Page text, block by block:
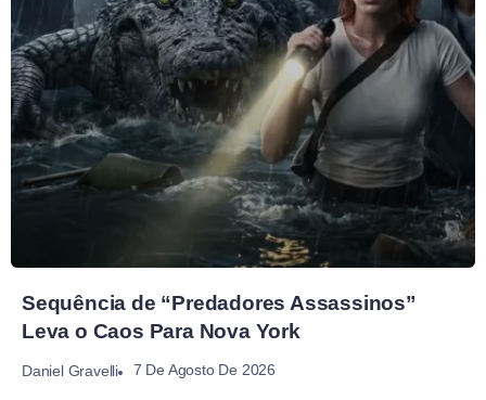
Sequência de “Predadores Assassinos”
Leva o Caos Para Nova York
Daniel Gravelli 7 De Agosto De 2026